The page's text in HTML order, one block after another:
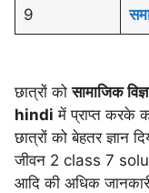
9
छात्रों कोसामाजिक
hindi में प्राप्त करके
छात्रों को बेहतर ज्ञान
जीवन 2 class 7
आदि की अधिक